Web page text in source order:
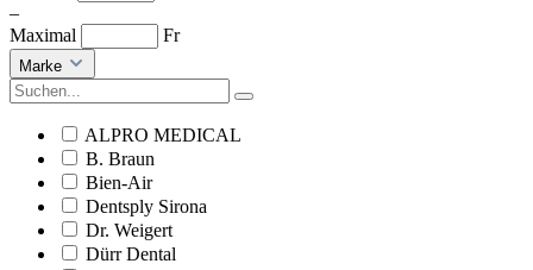
–
Maximal
Fr
Marke
ALPRO MEDICAL
B. Braun
Bien-Air
Dentsply Sirona
Dr. Weigert
Dürr Dental